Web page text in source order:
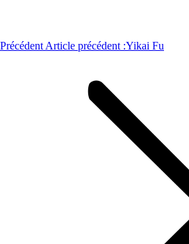
Précédent Article précédent :Yikai Fu